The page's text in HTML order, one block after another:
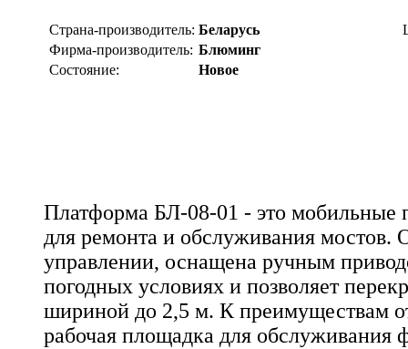
Страна-производитель: Беларусь
Фирма-производитель: Блюминг
Состояние:
Новое
Платформа БЛ-08-01 - это мобильные
для ремонта и обслуживания мостов.
управлении, оснащена ручным
погодных условиях и позволяет
шириной до 2,5 м. К преимуществам
рабочая площадка для обслуживания